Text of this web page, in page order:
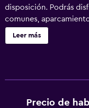
disposición. Podrás
comunes,
transporte a la playa.
lounge, un bar junto a
de acolchado
Leer más
Precio de